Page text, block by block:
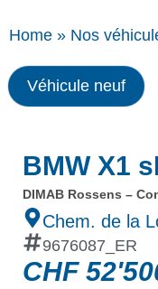
Home » Nos
Véhicule neuf
BMW X1
DIMAB Rossens –
Chem. de la
9676087_ER
CHF